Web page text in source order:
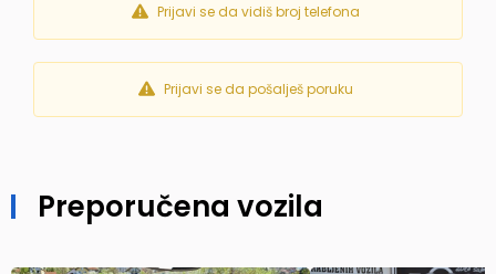
Prijavi se da vidiš broj telefona
Prijavi se da pošalješ poruku
Preporučena vozila